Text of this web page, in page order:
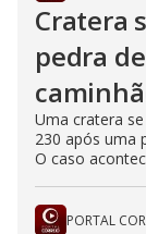
Cratera
pedra
Uma cratera
230 após uma
O caso
PORTAL